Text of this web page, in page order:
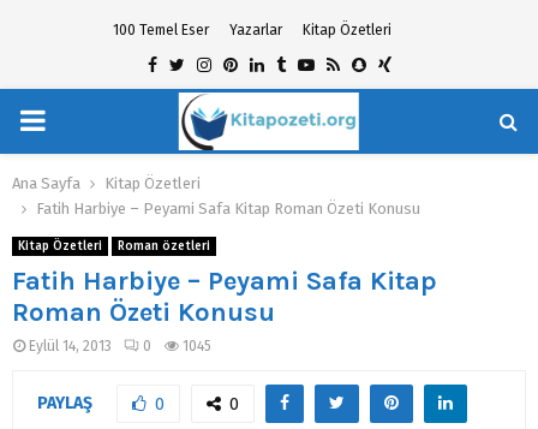
100 Temel Eser Yazarlar Kitap Özetleri
Facebook
TwitterInstagram
Pinterest
Linkedin
TumblrYoutube
RssSnapchat
Xing
PRIMARY
MENU
Ana Sayfa
Kitap Özetleri
Fatih Harbiye – Peyami Safa Kitap Roman Özeti Konusu
Kitap Özetleri Roman özetleri
Fatih Harbiye – Peyami Safa Kitap
Roman Özeti Konusu
Eylül 14, 2013 0 1045
PAYLAŞ 0 0